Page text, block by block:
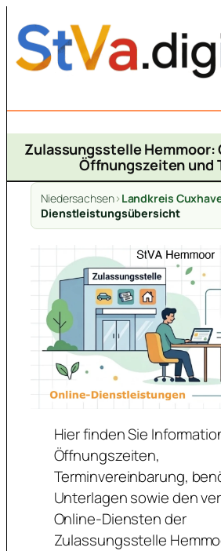
Inhalt
springen
Zulassungsstelle Hemmoor:
Öffnungszeiten und
Niedersachsen>Landkreis
Dienstleistungsübersicht
Hier finden Sie
Öffnungszeiten,
Terminvereinbarung,
Unterlagen sowie den
Online-Diensten der
Zulassungsstelle